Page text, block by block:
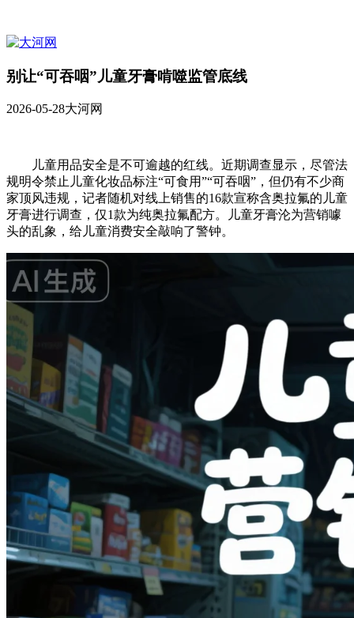
别让“可吞咽”儿童牙膏啃噬监管底线
2026-05-28大河网
儿童用品安全是不可逾越的红线。近期调查显示，尽管法
规明令禁止儿童化妆品标注“可食用”“可吞咽”，但仍有不少商
家顶风违规，记者随机对线上销售的16款宣称含奥拉氟的儿童
牙膏进行调查，仅1款为纯奥拉氟配方。儿童牙膏沦为营销噱
头的乱象，给儿童消费安全敲响了警钟。